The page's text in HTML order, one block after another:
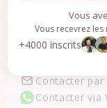
Vous
Vous recevrez
+4000 inscrits
Une
Contacter par
Contacter via